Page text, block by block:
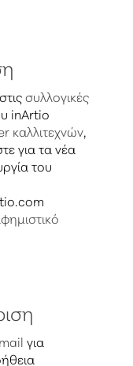
συλλογικές
inArtio
καλλιτεχνών,
για τα νέα
του
για